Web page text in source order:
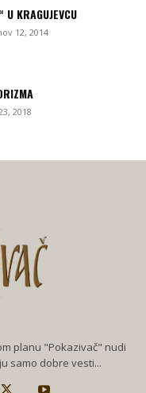
U KRAGUJEVCU
12, 2014
2018
planu "Pokazivač" nudi
samo dobre vesti...